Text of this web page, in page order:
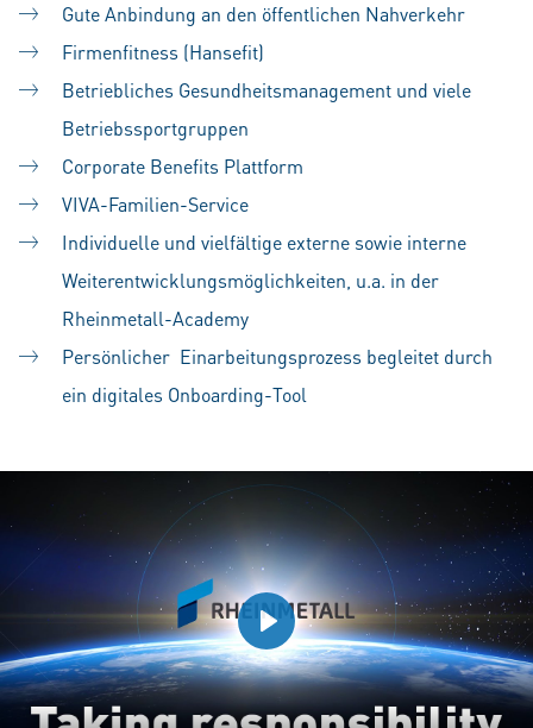
Gute Anbindung an den öffentlichen Nahverkehr
Firmenfitness (Hansefit)
Betriebliches Gesundheitsmanagement und viele
Betriebssportgruppen
Corporate Benefits Plattform
VIVA-Familien-Service
Individuelle und vielfältige externe sowie interne
Weiterentwicklungsmöglichkeiten, u.a. in der
Rheinmetall-Academy
Persönlicher Einarbeitungsprozess begleitet durch
ein digitales Onboarding-Tool
Play